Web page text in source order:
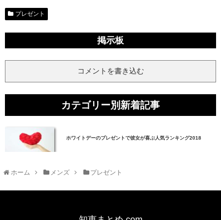
プレゼント
掲示板
コメントを書き込む
カテゴリー別新着記事
ホワイトデーのプレゼントで彼女が喜ぶ人気ランキング2018
ホーム メンズ プレゼント